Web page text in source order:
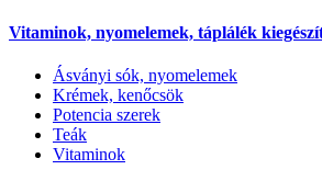
Vitaminok, nyomelemek, táplálék
Ásványi sók, nyomelemek
Krémek, kenőcsök
Potencia szerek
Teák
Vitaminok